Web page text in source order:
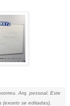
Arq. pessoal. Este
se editadas),